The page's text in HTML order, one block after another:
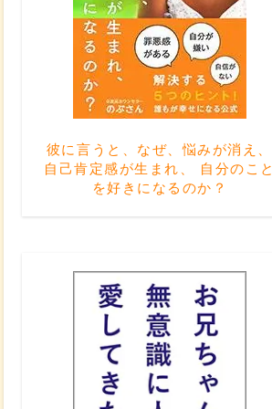
彼に言うと、なぜ、悩みが消え、
自己肯定感が生まれ、 自分のこと
を好きになるのか？